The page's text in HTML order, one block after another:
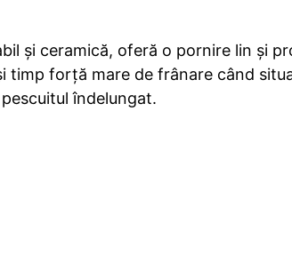
și ceramică, oferă o pornire lin și
timp forță mare de frânare când
îndelungat.